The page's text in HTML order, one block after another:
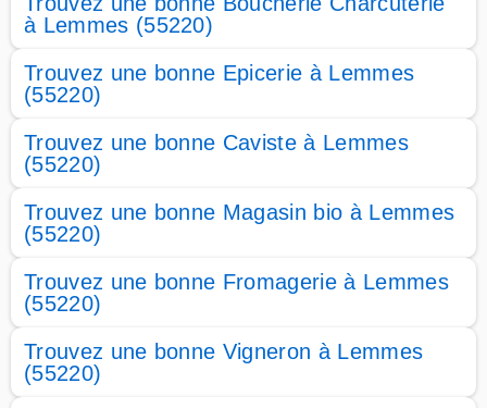
à Lemmes (55220)
Trouvez une bonne Epicerie à Lemmes
(55220)
Trouvez une bonne Caviste à Lemmes
(55220)
Trouvez une bonne Magasin bio à Lemmes
(55220)
Trouvez une bonne Fromagerie à Lemmes
(55220)
Trouvez une bonne Vigneron à Lemmes
(55220)